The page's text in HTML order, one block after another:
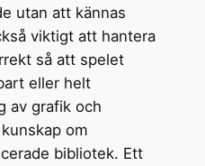
utan att kännas
viktigt att hantera
så att spelet
eller helt
av grafik och
om
bibliotek. Ett